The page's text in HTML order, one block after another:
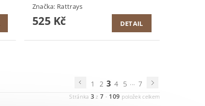
Značka: Rattrays
525 Kč DETAIL
1 2 3 4 5 ... 7
Stránka 3 z7 - 109 položek celkem